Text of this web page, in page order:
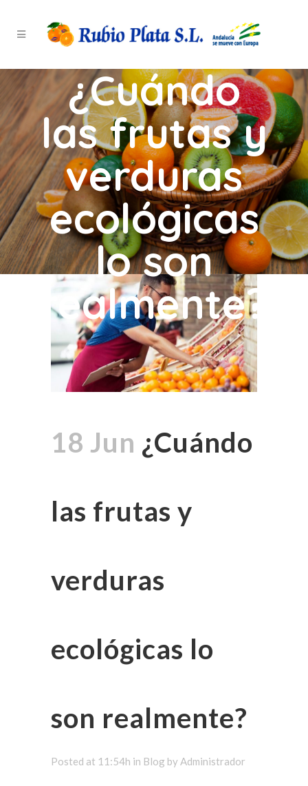
¿Cuándo
las frutas y
verduras
ecológicas
lo son
realmente?
18 Jun ¿Cuándo
las frutas y
verduras
ecológicas lo
son realmente?
Posted at 11:54h in Blog by Administrador